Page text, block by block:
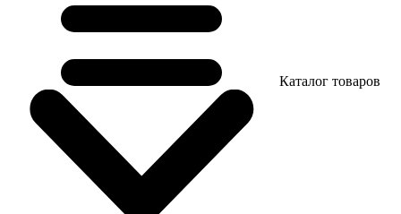
Каталог товаров